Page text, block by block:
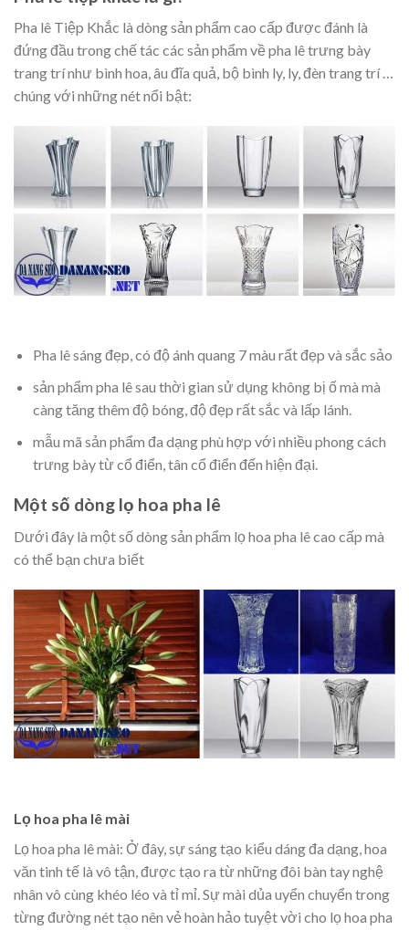
Pha lê Tiệp Khắc là dòng sản phẩm cao cấp được đánh là
đứng đầu trong chế tác các sản phẩm về pha lê trưng bày
trang trí như bình hoa, âu đĩa quả, bộ bình ly, ly, đèn trang trí …
chúng với những nét nổi bật:
Pha lê sáng đẹp, có độ ánh quang 7 màu rất đẹp và sắc sảo
sản phẩm pha lê sau thời gian sử dụng không bị ố mà mà
càng tăng thêm độ bóng, độ đẹp rất sắc và lấp lánh.
mẫu mã sản phẩm đa dạng phù hợp với nhiều phong cách
trưng bày từ cổ điển, tân cổ điển đến hiện đại.
Một số dòng lọ hoa pha lê
Dưới đây là một số dòng sản phẩm lọ hoa pha lê cao cấp mà
có thể bạn chưa biết
Lọ hoa pha lê mài
Lọ hoa pha lê mài: Ở đây, sự sáng tạo kiểu dáng đa dạng, hoa
văn tinh tế là vô tận, được tạo ra từ những đôi bàn tay nghệ
nhân vô cùng khéo léo và tỉ mỉ. Sự mài dủa uyển chuyển trong
từng đường nét tạo nên vẻ hoàn hảo tuyệt vời cho lọ hoa pha